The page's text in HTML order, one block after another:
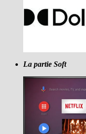
La partie Soft